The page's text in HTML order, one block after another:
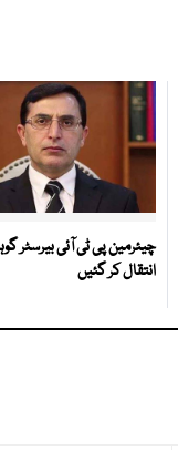
چیئرمین پی ٹی آئی بیرسٹر
انتقال کر گئیں